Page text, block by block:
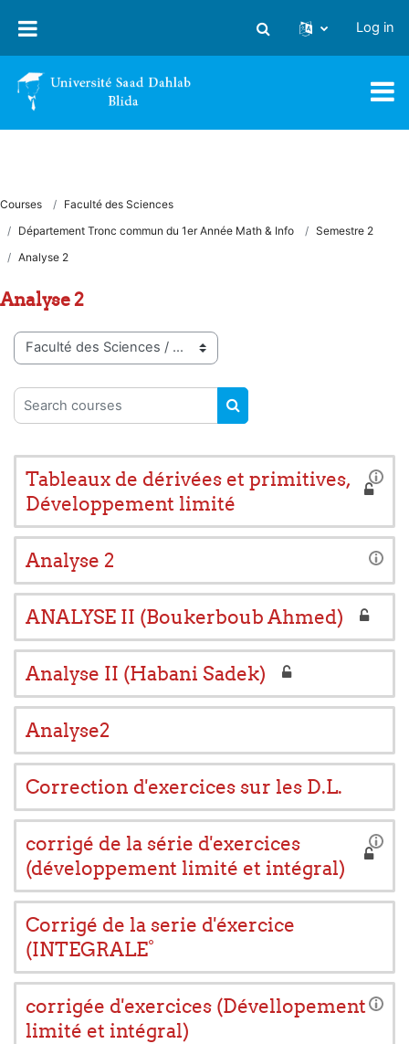
Toggle search input
Log in
Courses
Faculté des Sciences
Département Tronc commun du 1er Année Math & Info
Semestre 2
Analyse 2
Analyse 2
Course categories
Search courses
SEARCH COURSES
Tableaux de dérivées et primitives,
Développement limité
Analyse 2
ANALYSE II (Boukerboub Ahmed)
Analyse II (Habani Sadek)
Analyse2
Correction d'exercices sur les D.L.
corrigé de la série d'exercices
(développement limité et intégral)
Corrigé de la serie d'éxercice
(INTEGRALE°
corrigée d'exercices (Dévellopement
limité et intégral)